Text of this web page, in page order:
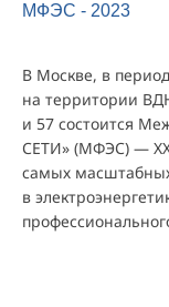
МФЭС - 2023
В Москве, в
на территории
и 57 состоится
СЕТИ» (МФЭС) —
самых
в